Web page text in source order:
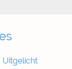
Uitgelicht